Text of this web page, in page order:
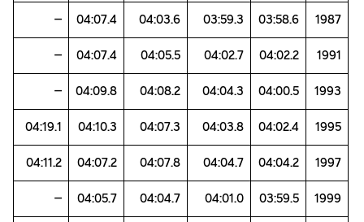
1987
03:58.6
03:59.3
04:03.6
04:07.4
–
1991
04:02.2
04:02.7
04:05.5
04:07.4
–
1993
04:00.5
04:04.3
04:08.2
04:09.8
–
1995
04:02.4
04:03.8
04:07.3
04:10.3
04:19.1
1997
04:04.2
04:04.7
04:07.8
04:07.2
04:11.2
1999
03:59.5
04:01.0
04:04.7
04:05.7
–